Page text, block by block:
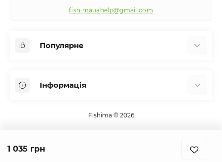
1 035 грн
fishimauahelp@gmail.com
Популярне
ВудилищаІнформація
Повернення та обмін
Fishima © 2026